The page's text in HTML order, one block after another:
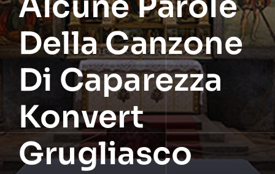
Della Canzone
Di Caparezza
Konvert
Grugliasco